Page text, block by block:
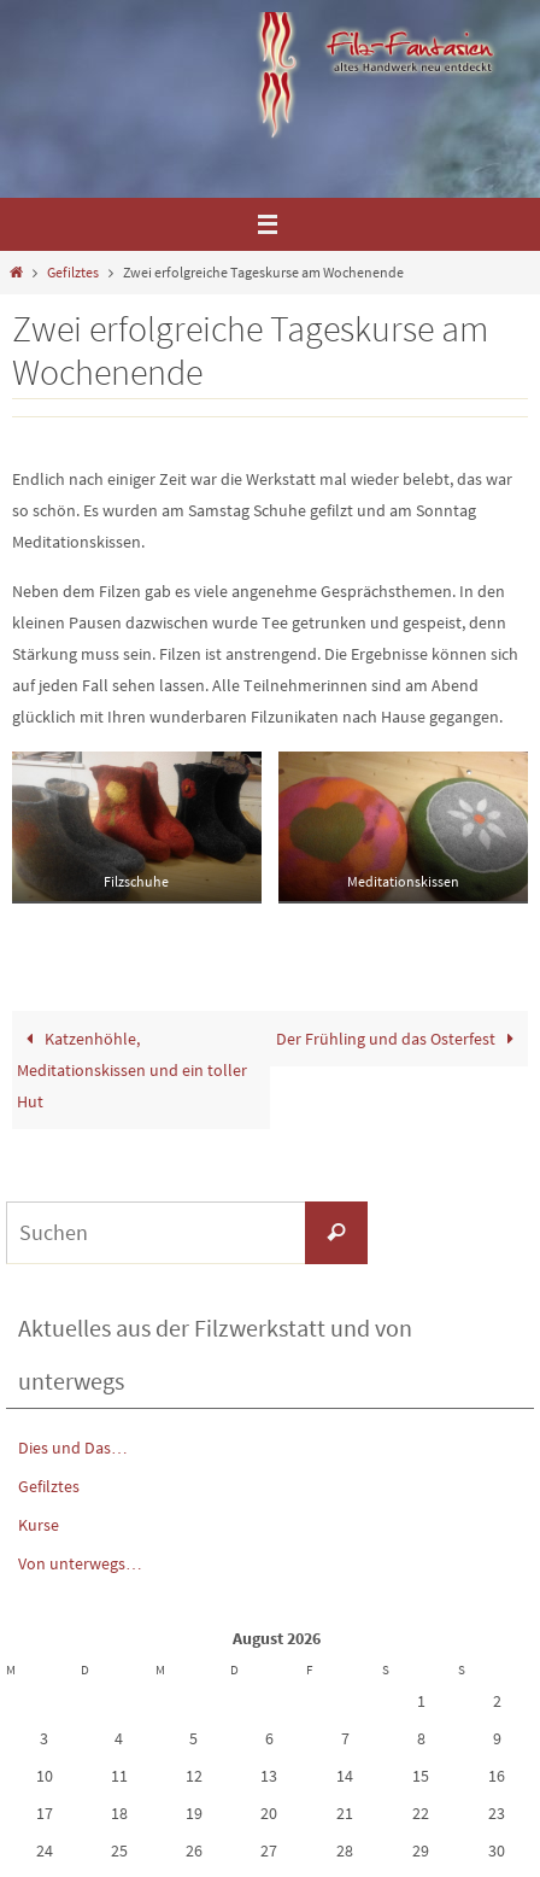
HomeGefilztes Zwei erfolgreiche Tageskurse am Wochenende
Zwei erfolgreiche Tageskurse am
Wochenende
Endlich nach einiger Zeit war die Werkstatt mal wieder belebt, das war
so schön. Es wurden am Samstag Schuhe gefilzt und am Sonntag
Meditationskissen.
Neben dem Filzen gab es viele angenehme Gesprächsthemen. In den
kleinen Pausen dazwischen wurde Tee getrunken und gespeist, denn
Stärkung muss sein. Filzen ist anstrengend. Die Ergebnisse können sich
auf jeden Fall sehen lassen. Alle Teilnehmerinnen sind am Abend
glücklich mit Ihren wunderbaren Filzunikaten nach Hause gegangen.
Filzschuhe Meditationskissen
Katzenhöhle,
Meditationskissen und ein toller
Hut
Der Frühling und das Osterfest
Suchen
Aktuelles aus der Filzwerkstatt und von
unterwegs
Dies und Das…
Gefilztes
Kurse
Von unterwegs…
August 2026
M D M D F S S
1
2
3
4 5 6 7 8
9
10
11 12 13 14 15
16
17
18 19 20 21 22
23
24
25 26 27 28 29
30